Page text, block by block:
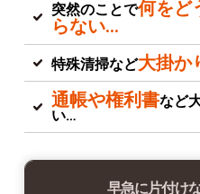
突然のことで何をど
らない…
特殊清掃など大掛か
通帳や権利書など
い…
早急に片付け